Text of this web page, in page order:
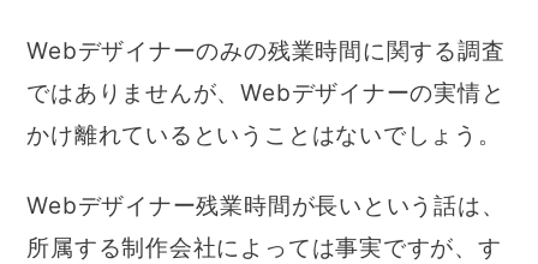
Webデザイナーのみの残業時間に関する調査
ではありませんが、Webデザイナーの実情と
かけ離れているということはないでしょう。
Webデザイナー残業時間が長いという話は、
所属する制作会社によっては事実ですが、す